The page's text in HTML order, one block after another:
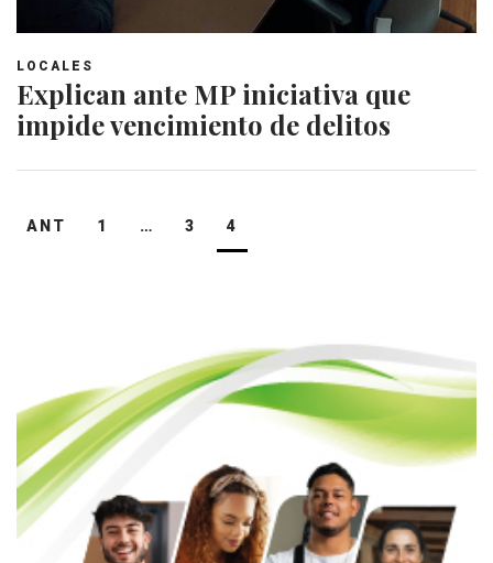
LOCALES
Explican ante MP iniciativa que
impide vencimiento de delitos
Navegación
ANT 1 … 3 4